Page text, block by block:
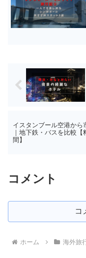
イスタンブール空港から
｜地下鉄・バスを比較
間】
コメント
コ
ホーム 海外旅